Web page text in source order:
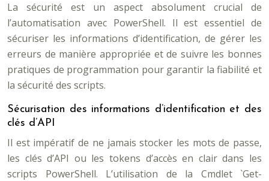
La sécurité est un aspect absolument crucial de
l’automatisation avec PowerShell. Il est essentiel de
sécuriser les informations d’identification, de gérer les
erreurs de manière appropriée et de suivre les bonnes
pratiques de programmation pour garantir la fiabilité et
la sécurité des scripts.
Sécurisation des informations d’identification et des
clés d’API
Il est impératif de ne jamais stocker les mots de passe,
les clés d’API ou les tokens d’accès en clair dans les
scripts PowerShell. L’utilisation de la Cmdlet `Get-